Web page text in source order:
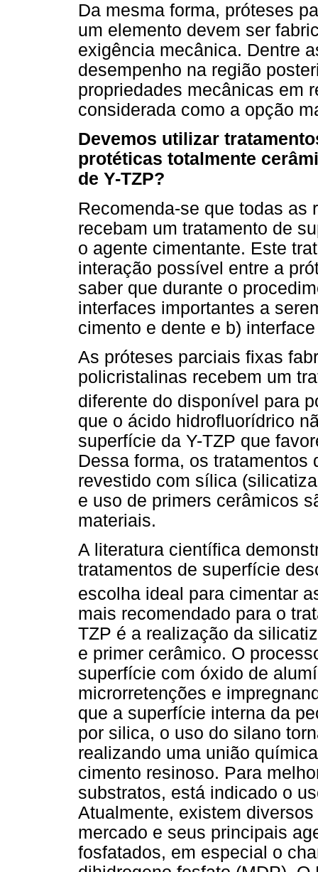
Da mesma forma, próteses
um elemento devem ser
exigência mecânica. Dentre
desempenho na região
propriedades mecânicas em
considerada como a opção
Devemos utilizar
protéticas totalmente
de Y-TZP?
Recomenda-se que todas as
recebam um tratamento de
o agente cimentante. Este
interação possível entre a
saber que durante o
interfaces importantes a
cimento e dente e b)
As próteses parciais fixas
policristalinas recebem um
diferente do disponível para
que o ácido hidrofluorídrico
superfície da Y-TZP que
Dessa forma, os
revestido com sílica
e uso de primers cerâmicos
materiais.
A literatura científica
tratamentos de superfície
escolha ideal para cimentar
mais recomendado para o
TZP é a realização da
e primer cerâmico. O
superfície com óxido de
microrretenções e
que a superfície interna da
por silica, o uso do silano
realizando uma união
cimento resinoso. Para
substratos, está indicado o
Atualmente, existem
mercado e seus principais
fosfatados, em especial o